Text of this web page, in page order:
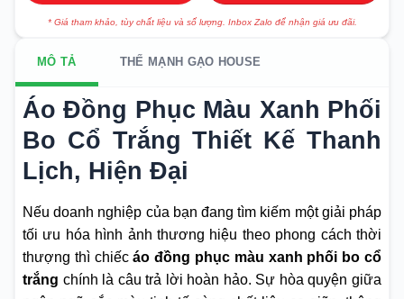
* Giá tham khảo, tùy chất liệu và số lượng. Inbox Zalo để nhận giá ưu đãi.
MÔ TẢ THẾ MẠNH GẠO HOUSE
Áo Đồng Phục Màu Xanh Phối
Bo Cổ Trắng Thiết Kế Thanh
Lịch, Hiện Đại
Nếu doanh nghiệp của bạn đang tìm kiếm một giải pháp
tối ưu hóa hình ảnh thương hiệu theo phong cách thời
thượng thì chiếcáo đồng phục màu xanh phối bo cổ
trắng chính là câu trả lời hoàn hảo. Sự hòa quyện giữa